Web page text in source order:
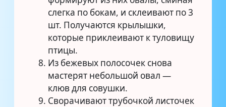
слегка по бокам, и склеивают по 3
шт. Получаются крылышки,
которые приклеивают к туловищу
птицы.
Из бежевых полосочек снова
мастерят небольшой овал —
клюв для совушки.
Сворачивают трубочкой листочек